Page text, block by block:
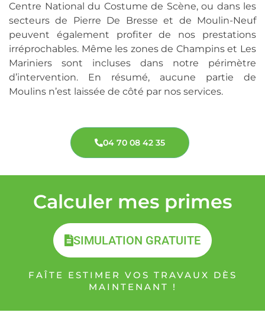
Centre National du Costume de Scène, ou dans les
secteurs de Pierre De Bresse et de Moulin-Neuf
peuvent également profiter de nos prestations
irréprochables. Même les zones de Champins et Les
Mariniers sont incluses dans notre périmètre
d’intervention. En résumé, aucune partie de
Moulins n’est laissée de côté par nos services.
04 70 08 42 35
Calculer mes primes
SIMULATION GRATUITE
FAÎTE ESTIMER VOS TRAVAUX DÈS
MAINTENANT !